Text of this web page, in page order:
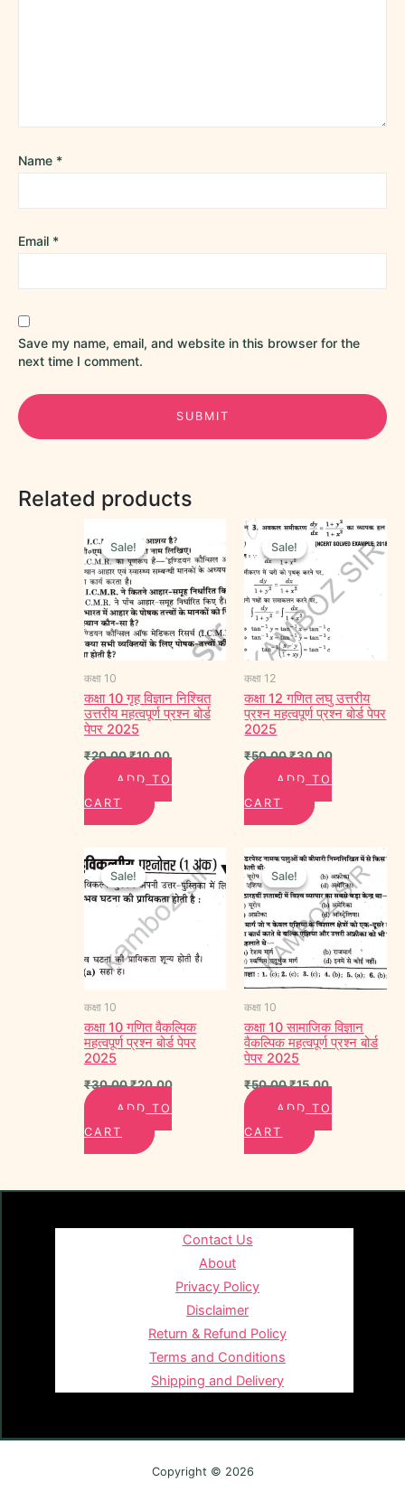
Name *
Email *
Save my name, email, and website in this browser for the
next time I comment.
Related products
Sale!
Sale!
कक्षा 10
कक्षा 10 गृह विज्ञान निश्चित
उत्तरीय महत्वपूर्ण प्रश्न बोर्ड
पेपर 2025
₹20.00
price
was:
₹20.00.
₹10.00
price
is:
₹10.00.
ADD TO
CART
Sale!
Sale!
कक्षा 12
कक्षा 12 गणित लघु उत्तरीय
प्रश्न महत्वपूर्ण प्रश्न बोर्ड पेपर
2025
₹50.00
Original
price
was:
₹50.00.
₹30.00
Current
price
₹30.00.
ADD TO
CART
Sale!
Sale!
कक्षा 10
कक्षा 10 गणित वैकल्पिक
महत्वपूर्ण प्रश्न बोर्ड पेपर
2025
₹30.00
Original
price
was:
₹30.00.
₹20.00
price
is:
₹20.00.
ADD TO
CART
Sale!
Sale!
कक्षा 10
कक्षा 10 सामाजिक विज्ञान
वैकल्पिक महत्वपूर्ण प्रश्न बोर्ड
पेपर 2025
₹50.00
Original
price
was:
₹50.00.
₹15.00
Current
price
is:
₹15.00.
ADD TO
CART
Contact Us
About
Privacy Policy
Disclaimer
Return & Refund Policy
Terms and Conditions
Shipping and Delivery
Copyright © 2026